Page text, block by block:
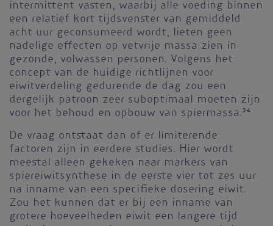
intermittent vasten, waarbij alle voeding binnen
een relatief kort tijdsvenster van gemiddeld
acht uur geconsumeerd wordt, lieten geen
nadelige effecten op vetvrije massa zien in
gezonde, volwassen personen. Volgens het
concept van de huidige richtlijnen voor
eiwitverdeling gedurende de dag zou een
dergelijk patroon zeer suboptimaal moeten zijn
voor het behoud en opbouw van spiermassa.3-4
De vraag ontstaat dan of er limiterende
factoren zijn in eerdere studies. Hier wordt
meestal alleen gekeken naar markers van
spiereiwitsynthese in de eerste vier tot zes uur
na inname van een specifieke dosering eiwit.
Zou het kunnen dat er bij een inname van
grotere hoeveelheden eiwit een langere tijd